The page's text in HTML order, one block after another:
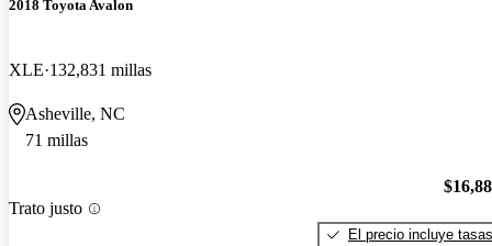
2018 Toyota Avalon
XLE 132,831 millas
Asheville, NC
71 millas
Trato justo
El precio incluye tasas